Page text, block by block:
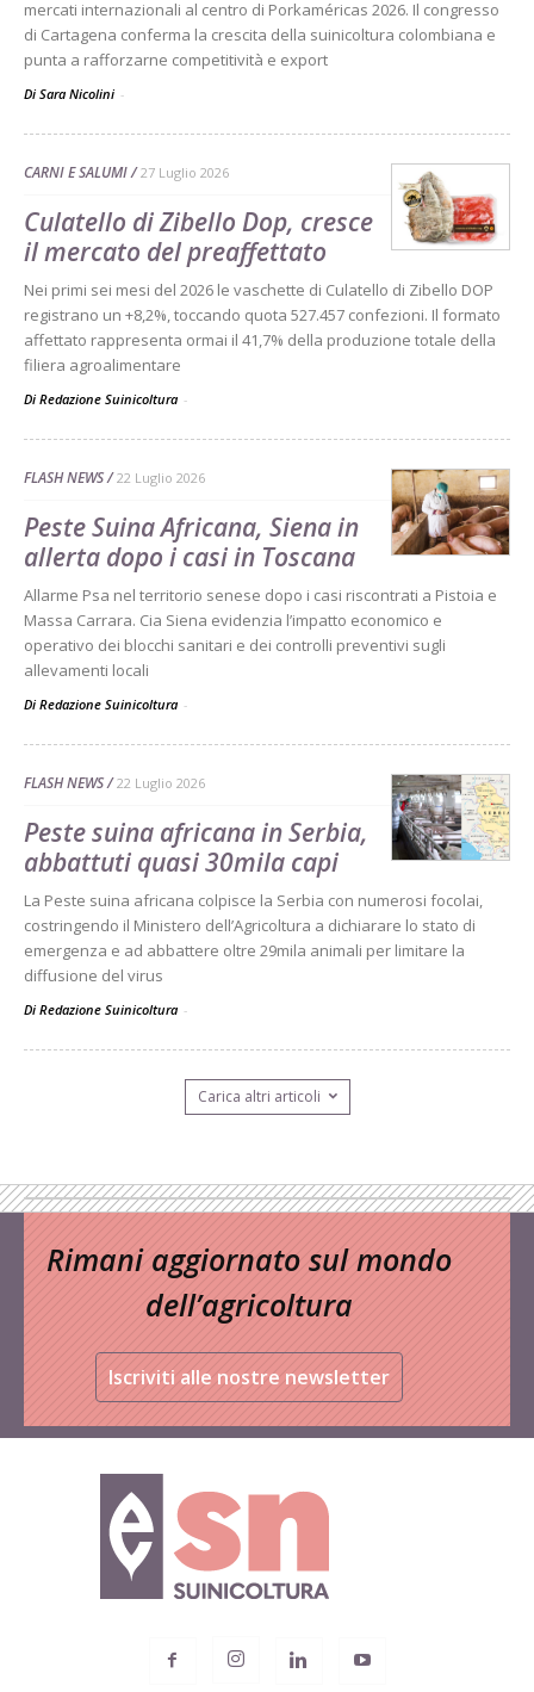
mercati internazionali al centro di Porkaméricas 2026. Il congresso
di Cartagena conferma la crescita della suinicoltura colombiana e
punta a rafforzarne competitività e export
Di Sara Nicolini -
CARNI E SALUMI 27 Luglio 2026
Culatello di Zibello Dop, cresce
il mercato del preaffettato
Nei primi sei mesi del 2026 le vaschette di Culatello di Zibello DOP
registrano un +8,2%, toccando quota 527.457 confezioni. Il formato
affettato rappresenta ormai il 41,7% della produzione totale della
filiera agroalimentare
Di Redazione Suinicoltura -
FLASH NEWS 22 Luglio 2026
Peste Suina Africana, Siena in
allerta dopo i casi in Toscana
Allarme Psa nel territorio senese dopo i casi riscontrati a Pistoia e
Massa Carrara. Cia Siena evidenzia l’impatto economico e
operativo dei blocchi sanitari e dei controlli preventivi sugli
allevamenti locali
Di Redazione Suinicoltura -
FLASH NEWS 22 Luglio 2026
Peste suina africana in Serbia,
abbattuti quasi 30mila capi
La Peste suina africana colpisce la Serbia con numerosi focolai,
costringendo il Ministero dell’Agricoltura a dichiarare lo stato di
emergenza e ad abbattere oltre 29mila animali per limitare la
diffusione del virus
Di Redazione Suinicoltura -
Carica altri articoli
Rimani aggiornato sul mondo
dell’agricoltura
Iscriviti alle nostre newsletter